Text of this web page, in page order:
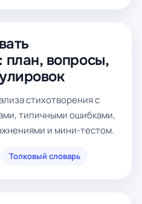
план, вопросы,
стихотворения с
типичными ошибками,
и мини-тестом.
Толковый словарь